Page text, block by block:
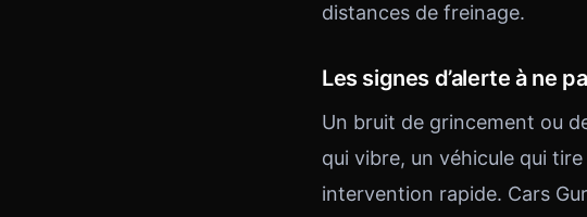
distances de freinage.
Les signes d’alerte à ne
Un bruit de grincement ou
qui vibre, un véhicule qui
intervention rapide. Cars